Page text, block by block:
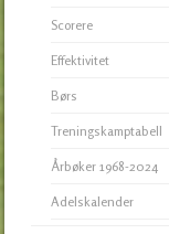
Scorere
Effektivitet
Børs
Treningskamptabell
Årbøker 1968-2024
Adelskalender